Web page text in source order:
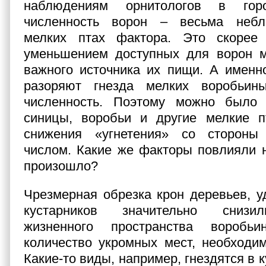
наблюдениям орнитологов в
численность ворон – весьма
мелких птах фактора. Это скорее
уменьшением доступных для ворон
важного источника их пищи. А
разоряют гнезда мелких
численность. Поэтому можно
синицы, воробьи и другие мелкие
снижения «угнетения» со
числом. Какие же факторы повлияли
произошло?
Чрезмерная обрезка крон деревьев,
кустарников значительно
жизненного пространства
количество укромных мест,
Какие-то виды, например, гнездятся в